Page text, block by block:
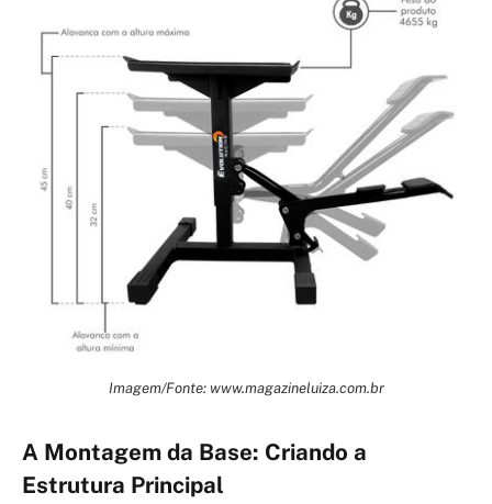
Imagem/Fonte: www.magazineluiza.com.br
A Montagem da Base: Criando a
Estrutura Principal